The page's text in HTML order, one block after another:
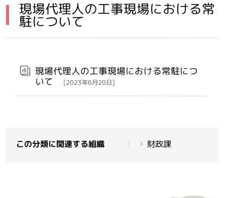
現場代理人の工事現場における常
駐について
現場代理人の工事現場における常駐につ
いて [2023年6月20日]
この分類に関連する組織 財政課